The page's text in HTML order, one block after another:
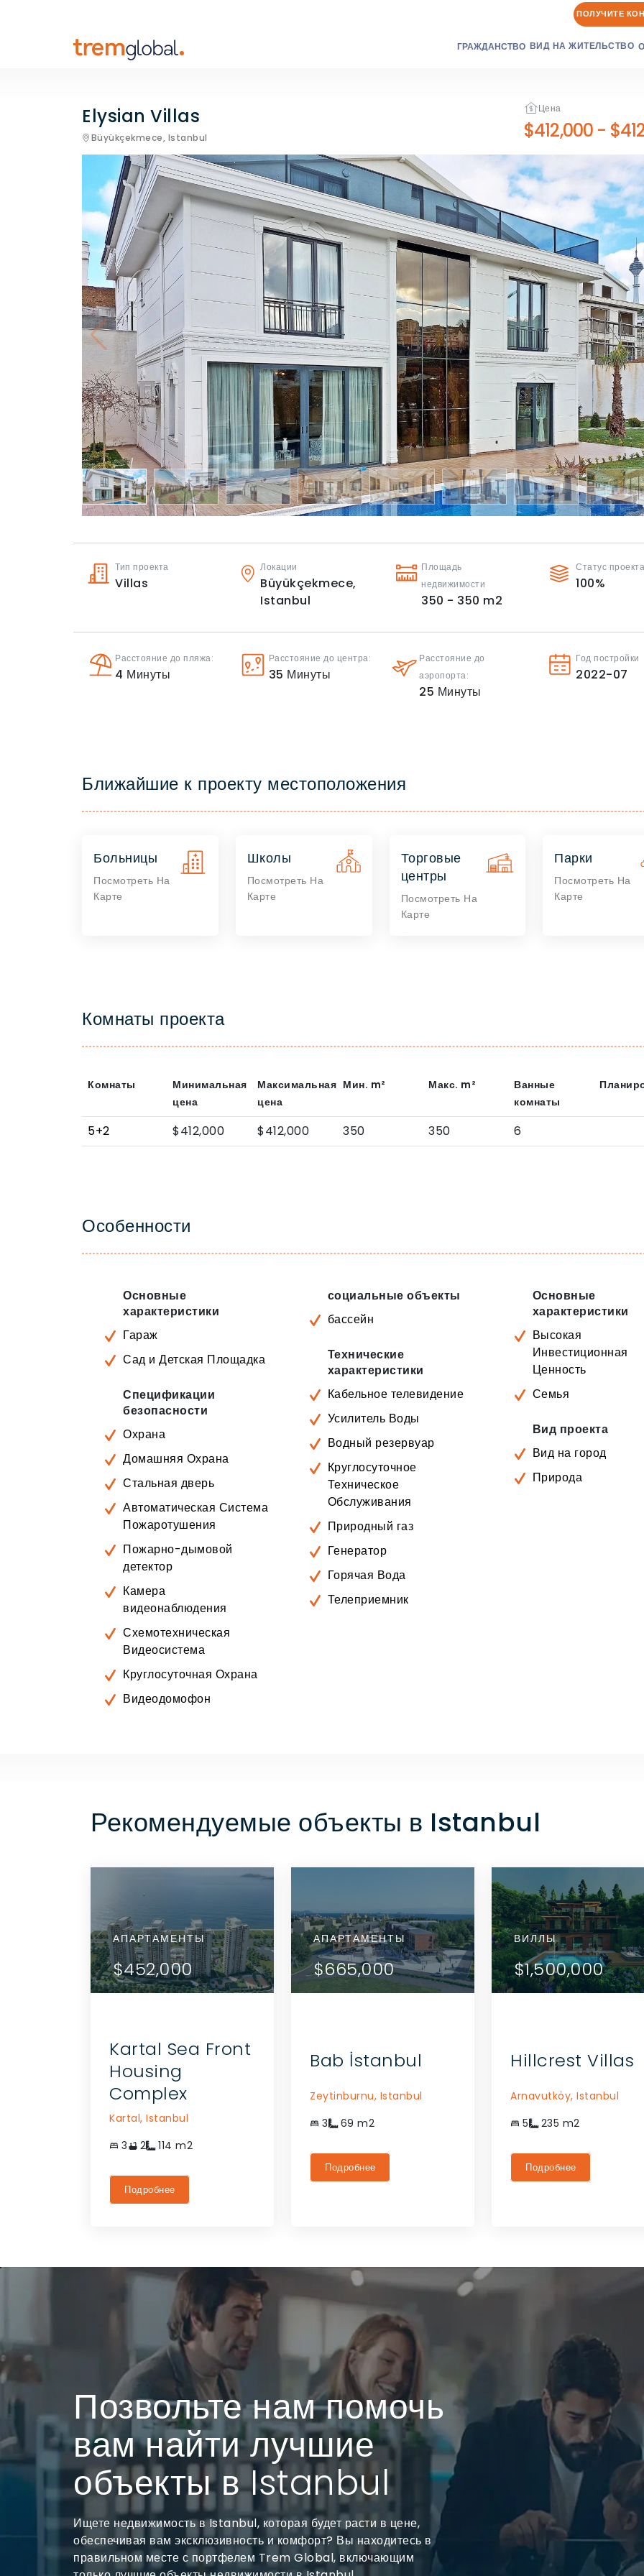
ПОЛУЧИТЕ
ГРАЖДАНСТВО ВИД НА ЖИТЕЛЬСТВО
Elysian Villas
Büyükçekmece, Istanbul
Цена
$412,000 -
Тип проекта
Villas
Локации
Büyükçekmece,
Istanbul
Площадь
недвижимости
350 - 350 m2
Статус
100%
Расстояние до пляжа:
4 Минуты
Расстояние до центра:
35 Минуты
Расстояние до
аэропорта:
25 Минуты
Год постройки
2022-07
Ближайшие к проекту местоположения
Больницы
Посмотреть На
Карте
Школы
Посмотреть На
Карте
Торговые
центры
Посмотреть На
Карте
Парки
Посмотреть На
Карте
Комнаты проекта
Комнаты
Минимальная
цена
Максимальная
цена
Мин. m² Макс. m²
Ванные
комнаты
5+2 $412,000 $412,000 350 350 6
Особенности
Основные
характеристики
Гараж
Сад и Детская Площадка
Спецификации
безопасности
Охрана
Домашняя Охрана
Стальная дверь
Автоматическая Система
Пожаротушения
Пожарно-дымовой
детектор
Камера
видеонаблюдения
Схемотехническая
Видеосистема
Круглосуточная Охрана
Видеодомофон
социальные объекты
бассейн
Технические
характеристики
Кабельное телевидение
Усилитель Воды
Водный резервуар
Круглосуточное
Техническое
Обслуживания
Природный газ
Генератор
Горячая Вода
Телеприемник
Основные
характеристики
Высокая
Инвестиционная
Ценность
Семья
Вид проекта
Вид на город
Природа
Рекомендуемые объекты в Istanbul
АПАРТАМЕНТЫ
$452,000
АПАРТАМЕНТЫ
$452,000
АПАРТАМЕНТЫ
$452,000
Kartal Sea Front
Housing
Complex
Kartal, Istanbul
3
2 114 m2
Подробнее
ПОСМОТРЕТЬ
ДЕТАЛИ
СВЯЗАТЬСЯ С
АГЕНТОМ
АПАРТАМЕНТЫ
$665,000
АПАРТАМЕНТЫ
$665,000
Bab İstanbul
Zeytinburnu, Istanbul
3
69 m2
Подробнее
ПОСМОТРЕТЬ
ДЕТАЛИ
СВЯЗАТЬСЯ С
АГЕНТОМ
ВИЛЛЫ
$1,500,000
Hillcrest Villas
Arnavutköy, Istanbul
5
235 m2
Подробнее
ПОСМОТРЕТЬ
ДЕТАЛИ
СВЯЗАТЬСЯ С
АГЕНТОМ
Позвольте нам помочь
вам найти лучшие
объекты в Istanbul
Ищете недвижимость в Istanbul, которая будет расти в цене,
обеспечивая вам эксклюзивность и комфорт? Вы находитесь в
правильном месте с портфелем Trem Global, включающим